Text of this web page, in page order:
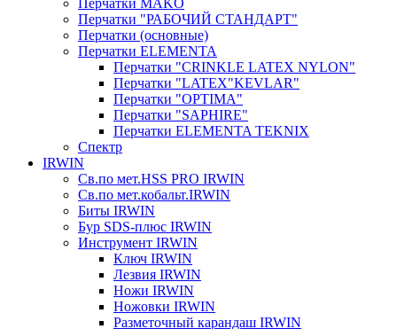
Перчатки MAKO
Перчатки "РАБОЧИЙ СТАНДАРТ"
Перчатки (основные)
Перчатки ELEMENTA
Перчатки "CRINKLE LATEX NYLON"
Перчатки "LATEX"KEVLAR"
Перчатки "OPTIMA"
Перчатки "SAPHIRE"
Перчатки ELEMENTA TEKNIX
Спектр
IRWIN
Св.по мет.HSS PRO IRWIN
Св.по мет.кобальт.IRWIN
Биты IRWIN
Бур SDS-плюс IRWIN
Инструмент IRWIN
Ключ IRWIN
Лезвия IRWIN
Ножи IRWIN
Ножовки IRWIN
Разметочный карандаш IRWIN